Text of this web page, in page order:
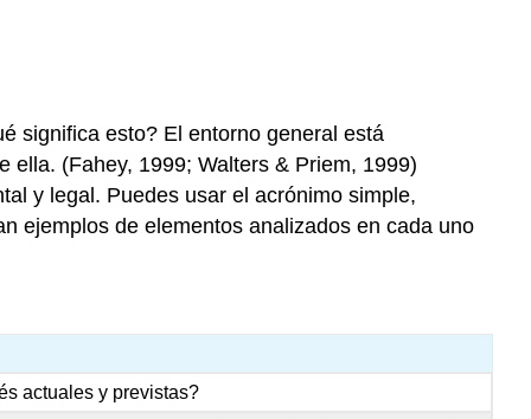
crecimiento
de
la
fijos
significa esto? El entorno general está
ella. (Fahey, 1999; Walters & Priem, 1999)
y legal. Puedes usar el acrónimo simple,
ejemplos de elementos analizados en cada uno
actuales y previstas?